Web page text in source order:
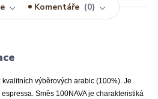
Komentáře 0
výběrových arabic (100%). Je
Směs 100NAVA je charakteristiká